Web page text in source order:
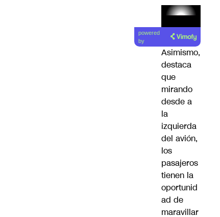
Lea el
artículo
powered
by
Asimismo,
destaca
que
mirando
desde a
la
izquierda
del avión,
los
pasajeros
tienen la
oportunid
ad de
maravillar